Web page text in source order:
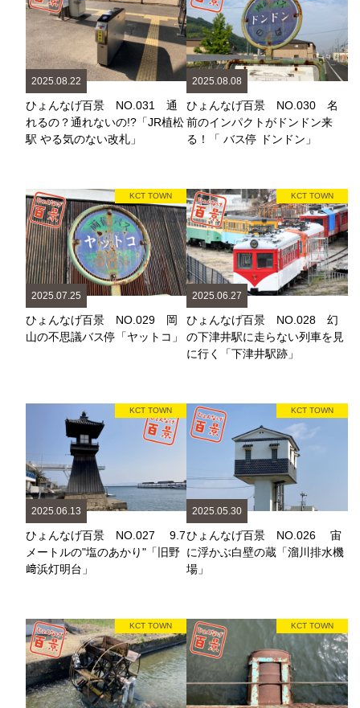
2025.08.22
ひょんなげ百景 NO.031 通
れるの？通れないの!?「JR植松
駅 やる気のない改札」
2025.08.08
ひょんなげ百景 NO.030 名
前のインパクトがドンドン来
る！「 バス停 ドンドン」
KCT TOWN
2025.07.25
ひょんなげ百景 NO.029 岡
山の不思議バス停「ヤットコ」
KCT TOWN
2025.06.27
ひょんなげ百景 NO.028 幻
の下津井駅に走らない列車を見
に行く「下津井駅跡」
KCT TOWN
2025.06.13
ひょんなげ百景 NO.027 9.7
メートルの"塩のあかり"「旧野
﨑浜灯明台」
KCT TOWN
2025.05.30
ひょんなげ百景 NO.026 宙
に浮かぶ白壁の蔵「溜川排水機
場」
KCT TOWN KCT TOWN